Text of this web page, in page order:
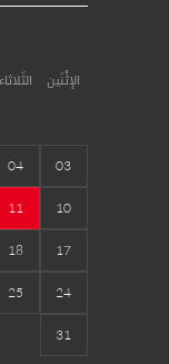
الإثْنَين الثَلاثاء
03
04
10
11
17
18
24
25
31